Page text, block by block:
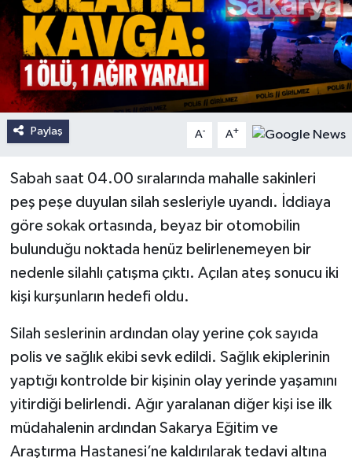
Paylaş A- A+
Sabah saat 04.00 sıralarında mahalle sakinleri
peş peşe duyulan silah sesleriyle uyandı. İddiaya
göre sokak ortasında, beyaz bir otomobilin
bulunduğu noktada henüz belirlenemeyen bir
nedenle silahlı çatışma çıktı. Açılan ateş sonucu iki
kişi kurşunların hedefi oldu.
Silah seslerinin ardından olay yerine çok sayıda
polis ve sağlık ekibi sevk edildi. Sağlık ekiplerinin
yaptığı kontrolde bir kişinin olay yerinde yaşamını
yitirdiği belirlendi. Ağır yaralanan diğer kişi ise ilk
müdahalenin ardından Sakarya Eğitim ve
Araştırma Hastanesi’ne kaldırılarak tedavi altına